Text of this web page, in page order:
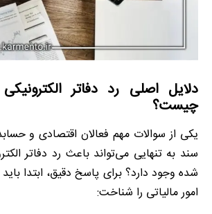
دلایل اصلی رد دفاتر
چیست؟
یکی از سوالات مهم فعالان اقتصادی و
سند به تنهایی می‌تواند باعث رد دفاتر
شده وجود دارد؟ برای پاسخ دقیق، ابتدا
امور مالیاتی را شناخت: